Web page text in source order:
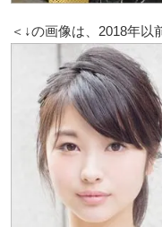
＜↓の画像は、2018年以